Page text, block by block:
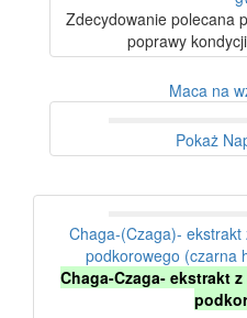
Zdecydowanie polecana
poprawy
Maca na
Pokaż
Chaga-(Czaga)- ekstrakt
podkorowego (czarna
Chaga-Czaga- ekstrakt